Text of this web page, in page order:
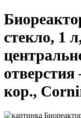
стекло, 1
кор.,